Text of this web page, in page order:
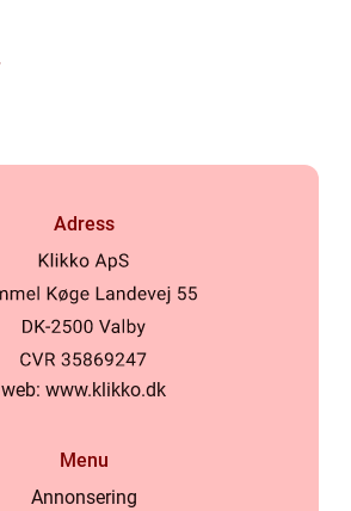
Adress
web: www.klikko.dk
Menu
Annonsering